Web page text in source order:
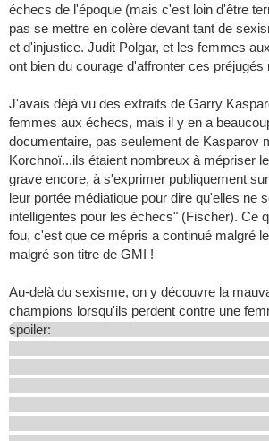
échecs de l'époque (mais c'est loin d'être
pas se mettre en colère devant tant de
et d'injustice. Judit Polgar, et les femmes
ont bien du courage d'affronter ces préjugés
J'avais déjà vu des extraits de Garry
femmes aux échecs, mais il y en a
documentaire, pas seulement de Kasparov
Korchnoï...ils étaient nombreux à mépriser
grave encore, à s'exprimer publiquement
leur portée médiatique pour dire qu'elles ne
intelligentes pour les échecs" (Fischer). Ce
fou, c'est que ce mépris a continué malgré
malgré son titre de GMI !
Au-delà du sexisme, on y découvre la
champions lorsqu'ils perdent contre une
spoiler: